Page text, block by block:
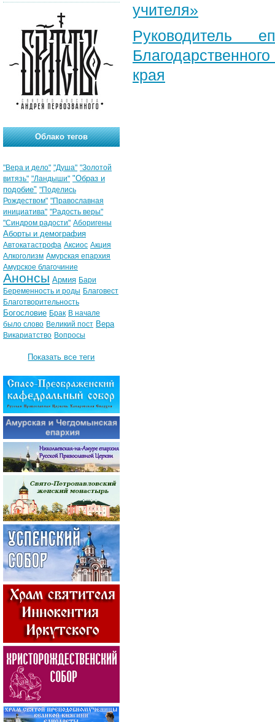
учителя»
Руководитель
края
Облако тегов
"Вера и дело" "Душа" "Золотой
витязь" "Ландыши" "Образ и
подобие" "Поделись
Рождеством" "Православная
инициатива" "Радость веры"
"Синдром радости" Аборигены
Аборты и демография
Автокатастрофа Аксиос Акция
Алкоголизм Амурская епархия
Амурское благочиние
Анонсы Армия Бари
Беременность и роды Благовест
Благотворительность
Богословие Брак В начале
было слово Великий пост Вера
Викариатство Вопросы
Показать все теги